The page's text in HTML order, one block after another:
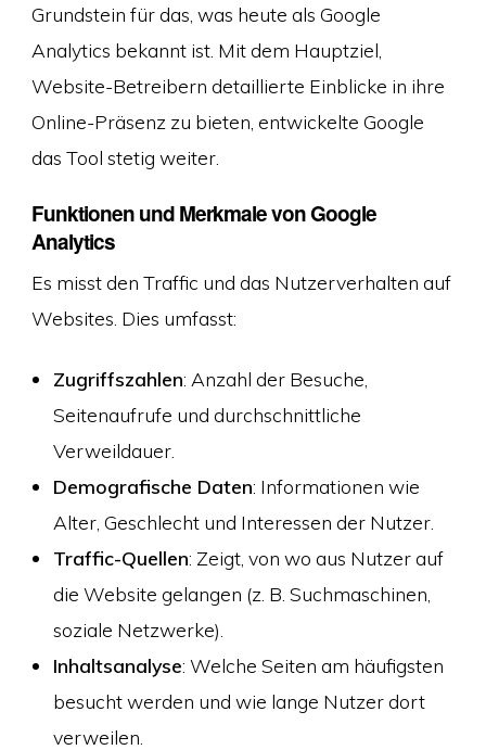
Grundstein für das, was heute als Google
Analytics bekannt ist. Mit dem Hauptziel,
Website-Betreibern detaillierte Einblicke in ihre
Online-Präsenz zu bieten, entwickelte Google
das Tool stetig weiter.
Funktionen und Merkmale von Google
Analytics
Es misst den Traffic und das Nutzerverhalten auf
Websites. Dies umfasst:
Zugriffszahlen: Anzahl der Besuche,
Seitenaufrufe und durchschnittliche
Verweildauer.
Demografische Daten: Informationen wie
Alter, Geschlecht und Interessen der Nutzer.
Traffic-Quellen: Zeigt, von wo aus Nutzer auf
die Website gelangen (z. B. Suchmaschinen,
soziale Netzwerke).
Inhaltsanalyse: Welche Seiten am häufigsten
besucht werden und wie lange Nutzer dort
verweilen.